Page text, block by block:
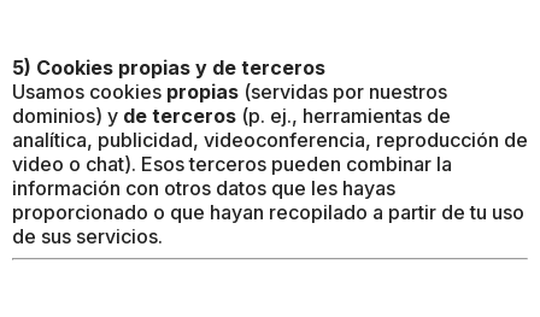
5) Cookies propias y de terceros
Usamos cookies propias (servidas por nuestros
dominios) y de terceros (p. ej., herramientas de
analítica, publicidad, videoconferencia, reproducción de
video o chat). Esos terceros pueden combinar la
información con otros datos que les hayas
proporcionado o que hayan recopilado a partir de tu uso
de sus servicios.